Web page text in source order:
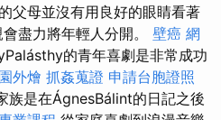
父母並沒有用良好的眼睛看著
盡力將年輕人分開。 壁癌 網
的青年喜劇是非常成功
外燴 抓姦蒐證 申請台胞證照
族是在ÁgnesBálint的日記之後